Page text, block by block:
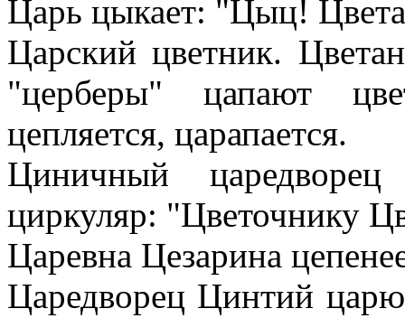
Царь цыкает: "Цыц!
Царский цветник.
"церберы" цапают
цепляется, царапается.
Циничный
циркуляр: "Цветочнику
Царевна Цезарина
Царедворец Цинтий